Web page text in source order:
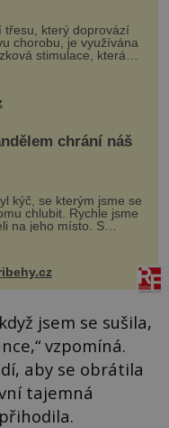
třesu, který doprovází
chorobu, je využívána
stimulace, která
vysoce invazivní
přesnému zacílení ...
chrání náš
kýč, se kterým jsme se
chlubit. Rychle jsme
na jeho místo. S
jsme si pořídili
domek na severu
si naplánova...
jsem se sušila,
vzpomíná.
aby se obrátila
tajemná